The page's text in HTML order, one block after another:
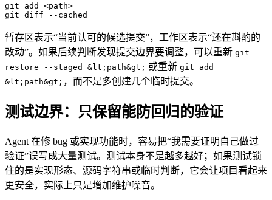
git add <path>
git diff
-- cached
暂存区表示“当前认可的候选提交”，工作区表示“还在斟酌的
改动”。如果后续判断发现提交边界要调整，可以重新 git
restore --staged &lt;path&gt; 或重新 git add
&lt;path&gt; ，而不是多创建几个临时提交。
测试边界：只保留能防回归的验证
Agent 在修 bug 或实现功能时，容易把“我需要证明自己做过
验证”误写成大量测试。测试本身不是越多越好；如果测试锁
住的是实现形态、源码字符串或临时判断，它会让项目看起来
更安全，实际上只是增加维护噪音。